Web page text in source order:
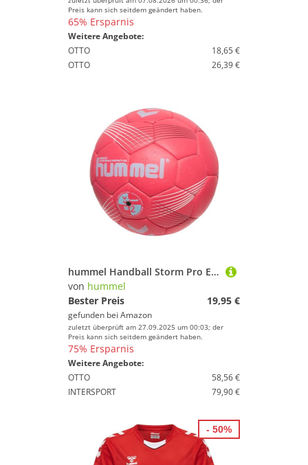
Preis kann sich seitdem geändert haben.
65% Ersparnis
Weitere Angebote:
OTTO
18,65 €
OTTO
26,39 €
hummel Handball Storm Pro Erwachsene Größe 3, RED/Blue/White
von hummel
Bester Preis
19,95 €
gefunden bei Amazon
zuletzt überprüft am 27.09.2025 um 00:03; der
Preis kann sich seitdem geändert haben.
75% Ersparnis
Weitere Angebote:
OTTO
58,56 €
INTERSPORT
79,90 €
- 50%